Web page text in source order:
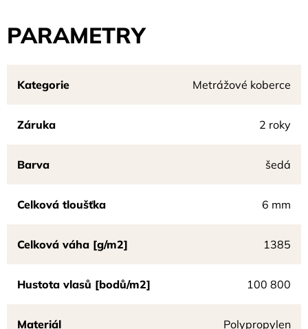
PARAMETRY
Kategorie Metrážové koberce
Záruka 2 roky
Barva šedá
Celková tloušťka 6 mm
Celková váha [g/m2] 1385
Hustota vlasů [bodů/m2] 100 800
Materiál Polypropylen